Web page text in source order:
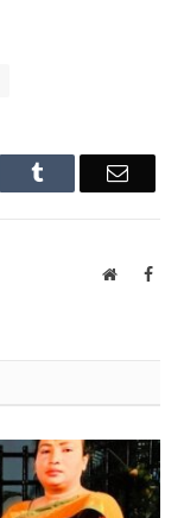
Tumblr Email
Website